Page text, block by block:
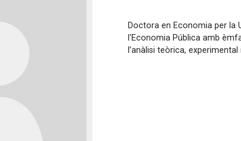
Doctora en Economia per la
l'Economia Pública amb
l’anàlisi teòrica,